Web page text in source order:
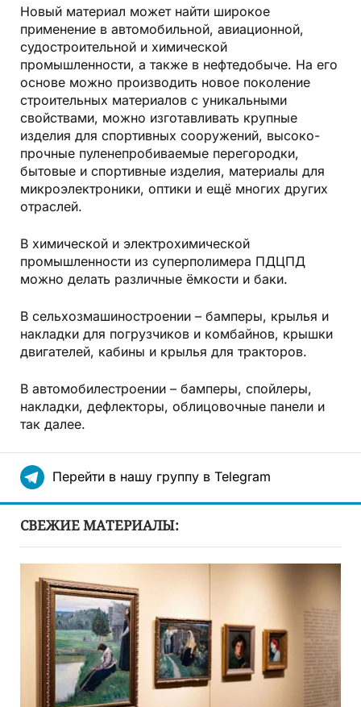
Новый материал может найти широкое
применение в автомобильной, авиационной,
судостроительной и химической
промышленности, а также в неф­тедобыче. На его
основе можно производить новое поколение
строительных материалов с уникальными
свойствами, можно изготавливать крупные
изделия для спортивных сооружений, высоко­
прочные пуленепробиваемые перегородки,
бытовые и спортивные изделия, материалы для
микроэлектроники, оптики и ещё многих других
отраслей.
В химической и электрохимической
промышленности из суперполимера ПДЦПД
можно делать различные ёмкости и баки.
В сельхозмашиностроении – бамперы, крылья и
накладки для погрузчиков и комбайнов, крышки
двигателей, кабины и крылья для тракторов.
В автомобилестроении – бамперы, спойлеры,
накладки, дефлекторы, облицовочные панели и
так далее.
Перейти в нашу группу в Telegram
СВЕЖИЕ МАТЕРИАЛЫ: